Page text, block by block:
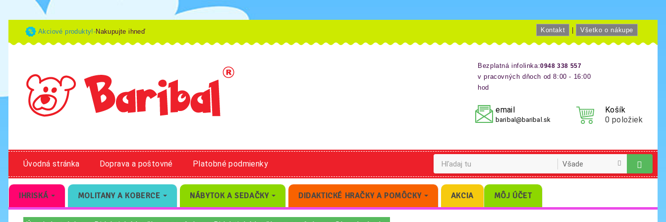
Akciové produkty!-Nakupujte ihneď Kontakt Všetko o nákupe
Bezplatná infolinka:0948 338 557
v pracovných dňoch od 8:00 - 16:00
hod
Košík
0 položiek
email
baribal@baribal.sk
Úvodná stránka Doprava a poštovné Platobné podmienky
IHRISKÁ MOLITANY A KOBERCE NÁBYTOK A SEDAČKY DIDAKTICKÉ HRAČKY A POMÔCKY AKCIA MÔJ ÚČET